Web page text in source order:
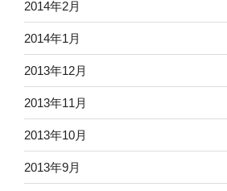
2014年2月
2014年1月
2013年12月
2013年11月
2013年10月
2013年9月